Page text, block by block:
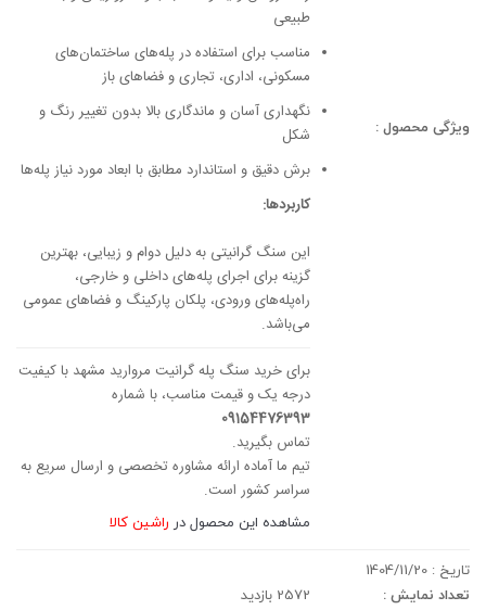
ویژگی محصول :
طبیعی
مناسب برای استفاده در پله‌های ساختمان‌های
مسکونی، اداری، تجاری و فضاهای باز
نگهداری آسان و ماندگاری بالا بدون تغییر رنگ و
شکل
برش دقیق و استاندارد مطابق با ابعاد مورد نیاز پله‌ها
کاربردها:
این سنگ گرانیتی به دلیل دوام و زیبایی، بهترین
گزینه برای اجرای پله‌های داخلی و خارجی،
راه‌پله‌های ورودی، پلکان پارکینگ و فضاهای عمومی
می‌باشد.
برای خرید سنگ پله گرانیت مروارید مشهد با کیفیت
درجه یک و قیمت مناسب، با شماره
09154476393
تماس بگیرید.
تیم ما آماده ارائه مشاوره تخصصی و ارسال سریع به
سراسر کشور است.
مشاهده این محصول در راشین کالا
تاریخ : 1404/11/20
تعداد نمایش :
2572 بازدید